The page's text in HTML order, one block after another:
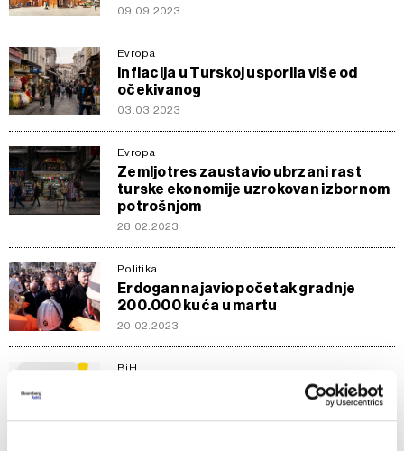
09.09.2023
Evropa
Inflacija u Turskoj usporila više od
očekivanog
03.03.2023
Evropa
Zemljotres zaustavio ubrzani rast
turske ekonomije uzrokovan izbornom
potrošnjom
28.02.2023
Politika
Erdogan najavio početak gradnje
200.000 kuća u martu
20.02.2023
BiH
Da li će zemljotres uticati na
trgovinsku razmjenu BiH i Turske
16.02.2023